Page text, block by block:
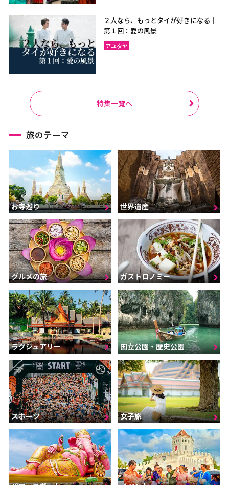
２人なら、もっとタイが好きになる｜
第１回：愛の風景
アユタヤ
特集一覧へ
旅のテーマ
お寺巡り 世界遺産
グルメの旅 ガストロノミー
ラグジュアリー 国立公園・歴史公園
スポーツ 女子旅